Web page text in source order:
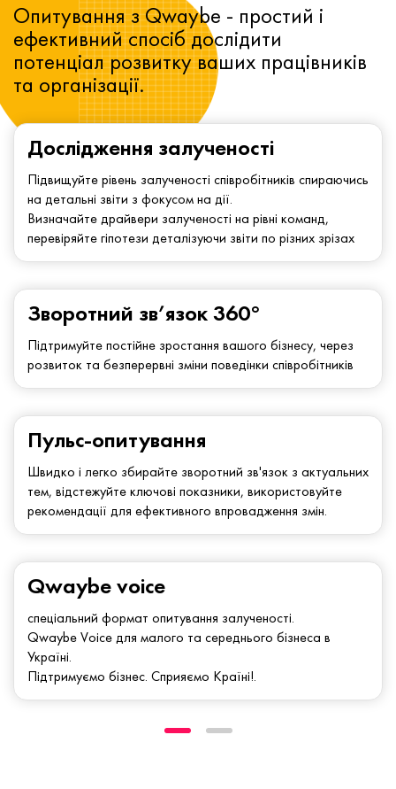
Дослідження залученості
Підвищуйте рівень залученості співробітників спираючись
на детальні звіти з фокусом на дії.
Визначайте драйвери залученості на рівні команд,
перевіряйте гіпотези деталізуючи звіти по різних зрізах
Зворотний зв’язок 360°
Підтримуйте постійне зростання вашого бізнесу, через
розвиток та безперервні зміни поведінки співробітників
Опитування з Qwaybe - простий і
ефективний спосіб дослідити
потенціал розвитку ваших працівників
та організації.
Qwaybe voice
спеціальний формат опитування залученості.
Qwaybe Voice для малого та середнього бізнеса в
Україні.
Підтримуємо бізнес. Сприяємо Країні!.
Пульс-опитування
Швидко і легко збирайте зворотний зв'язок з актуальних
тем, відстежуйте ключові показники, використовуйте
рекомендації для ефективного впровадження змін.